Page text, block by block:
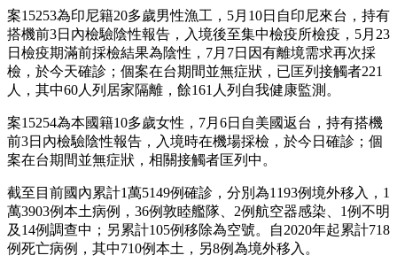
案15253為印尼籍20多歲男性漁工，5月10日自印尼來台，持有
搭機前3日內檢驗陰性報告，入境後至集中檢疫所檢疫，5月23
日檢疫期滿前採檢結果為陰性，7月7日因有離境需求再次採
檢，於今天確診；個案在台期間並無症狀，已匡列接觸者221
人，其中60人列居家隔離，餘161人列自我健康監測。
案15254為本國籍10多歲女性，7月6日自美國返台，持有搭機
前3日內檢驗陰性報告，入境時在機場採檢，於今日確診；個
案在台期間並無症狀，相關接觸者匡列中。
截至目前國內累計1萬5149例確診，分別為1193例境外移入，1
萬3903例本土病例，36例敦睦艦隊、2例航空器感染、1例不明
及14例調查中；另累計105例移除為空號。自2020年起累計718
例死亡病例，其中710例本土，另8例為境外移入。